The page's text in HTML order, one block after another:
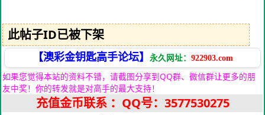
此帖子ID已被下架
【澳彩金钥匙高手论坛】 永久网址： 922903.com
如果您觉得本站的资料不错，请截图分享到QQ群、微信群让更多的朋
友中奖！你的转发就是对高手的最大支持！
充值金币联系 ：QQ号：3577530275